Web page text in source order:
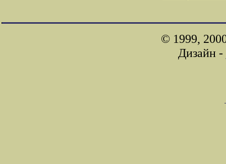
© 1999,
Дизайн -